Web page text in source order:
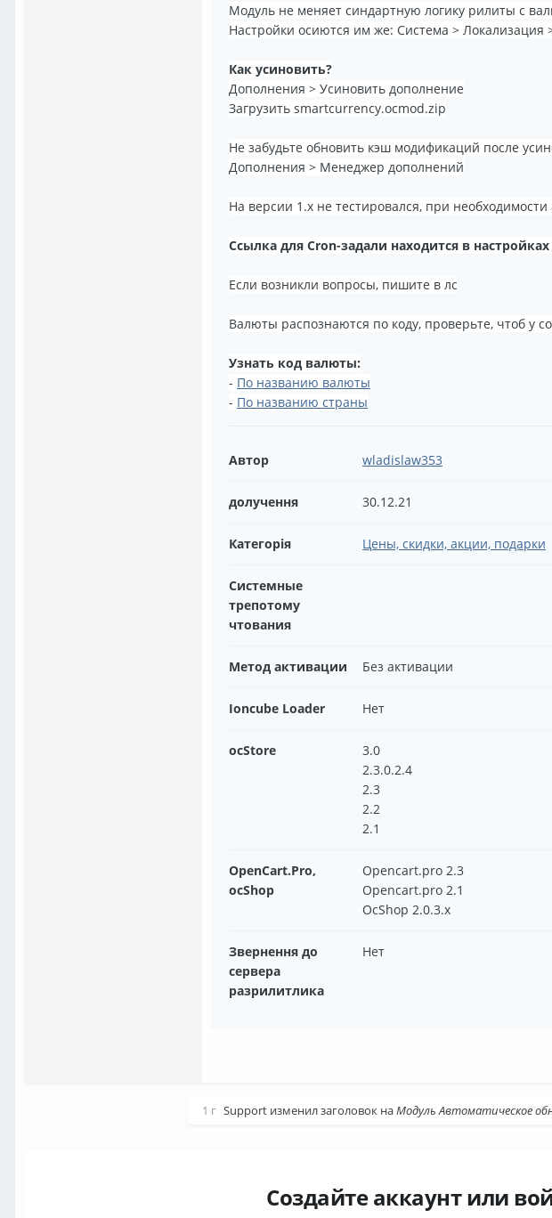
Модуль не меняет синдартную логику рилиты с
Настройки осиются им же: Система > Локализация
Как усиновить?
Дополнения > Усиновить дополнение
Загрузить smartcurrency.ocmod.zip
Не забудьте обновить кэш модификаций после
Дополнения > Менеджер дополнений
На версии 1.х не тестировался, при
Ссылка для Cron-задали находится в
Если возникли вопросы, пишите в лс
Валюты распознаются по коду, проверьте, чтоб у
Узнать код валюты:
- По названию валюты
- По названию страны
Автор wladislaw353
долучення 30.12.21
Категорія Цены, скидки, акции, подарки
Системные
трепотому
чтования
Метод активации Без активации
Ioncube Loader Нет
ocStore
3.0
2.3.0.2.4
2.3
2.2
2.1
OpenCart.Pro,
ocShop
Opencart.pro 2.3
Opencart.pro 2.1
OcShop 2.0.3.х
Звернення до
сервера
разрилитлика
Нет
1 г Support изменил заголовок наМодуль Автоматическое
Создайте аккаунт или